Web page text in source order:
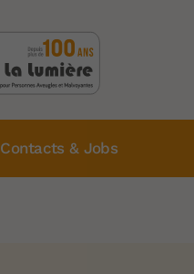
Contacts & Jobs